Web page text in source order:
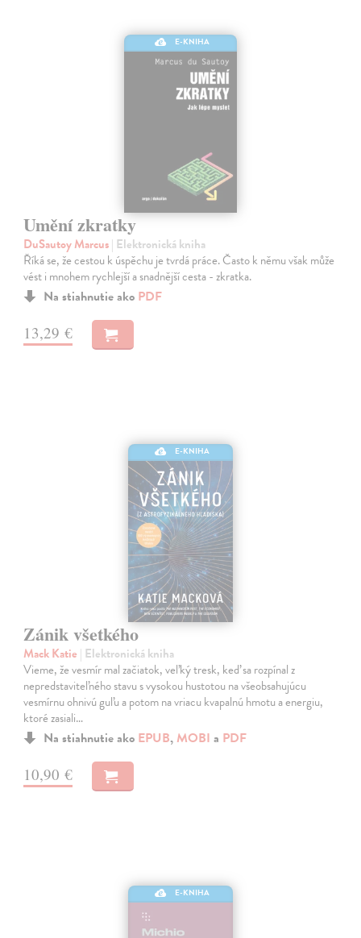
E-KNIHA
Umění zkratky
DuSautoy Marcus| Elektronická kniha
Říká se, že cestou k úspěchu je tvrdá práce. Často k němu však může
vést i mnohem rychlejší a snadnější cesta - zkratka.
Na stiahnutie ako PDF
13,29 €
E-KNIHA
Zánik všetkého
Mack Katie | Elektronická kniha
Vieme, že vesmír mal začiatok, veľký tresk, keď sa rozpínal z
nepredstaviteľného stavu s vysokou hustotou na všeobsahujúcu
vesmírnu ohnivú guľu a potom na vriacu kvapalnú hmotu a energiu,
ktoré zasiali…
Na stiahnutie ako EPUB, MOBI a PDF
10,90 €
E-KNIHA